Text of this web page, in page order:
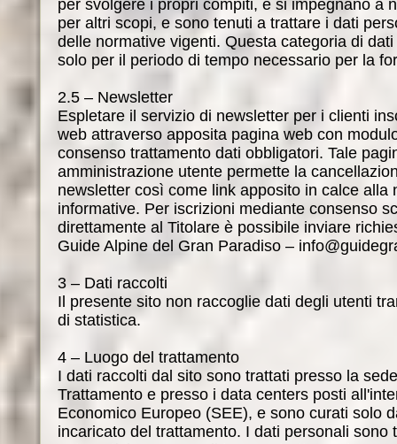
per svolgere i propri compiti, e si impegnano a
per altri scopi, e sono tenuti a trattare i dati
delle normative vigenti. Questa categoria di
solo per il periodo di tempo necessario per la
2.5 – Newsletter
Espletare il servizio di newsletter per i clienti
web attraverso apposita pagina web con
consenso trattamento dati obbligatori. Tale
amministrazione utente permette la
newsletter così come link apposito in calce alla
informative. Per iscrizioni mediante consenso
direttamente al Titolare è possibile inviare
Guide Alpine del Gran Paradiso –
3 – Dati raccolti
Il presente sito non raccoglie dati degli utenti
di statistica.
4 – Luogo del trattamento
I dati raccolti dal sito sono trattati presso la
Trattamento e presso i data centers posti
Economico Europeo (SEE), e sono curati solo
incaricato del trattamento. I dati personali sono